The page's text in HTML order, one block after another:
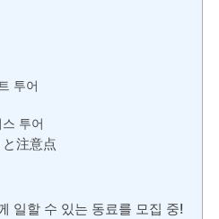
투어
투어
注意点
일할 수 있는 동료를 모집 중!